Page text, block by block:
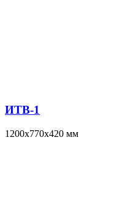
ИТВ-1
1200x770x420 мм